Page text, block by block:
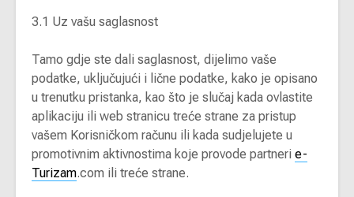
3.1 Uz vašu saglasnost
Tamo gdje ste dali saglasnost, dijelimo vaše
podatke, uključujući i lične podatke, kako je opisano
u trenutku pristanka, kao što je slučaj kada ovlastite
aplikaciju ili web stranicu treće strane za pristup
vašem Korisničkom računu ili kada sudjelujete u
promotivnim aktivnostima koje provode partneri e-
Turizam.com ili treće strane.